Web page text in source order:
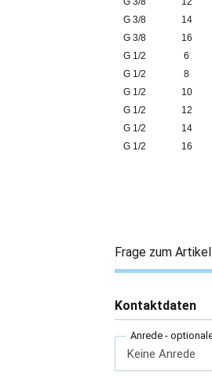
G 3/8
14
G 3/8
16
G 1/2
6
G 1/2
8
G 1/2
10
G 1/2
12
G 1/2
14
G 1/2
16
Frage zum Artikel
Kontaktdaten
Anrede -